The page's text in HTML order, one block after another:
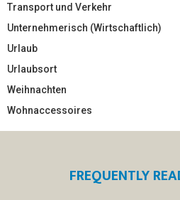
Transport und Verkehr
Unternehmerisch (Wirtschaftlich)
Urlaub
Urlaubsort
Weihnachten
Wohnaccessoires
FREQUENTLY